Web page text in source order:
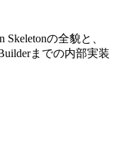
Skeletonの全貌と、
までの内部実装